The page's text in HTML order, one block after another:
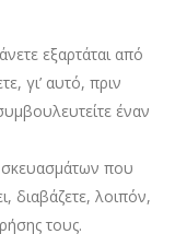
εξαρτάται από
γι’ αυτό, πριν
έναν
σκευασμάτων που
διαβάζετε, λοιπόν,
τους.